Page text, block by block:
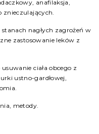
anafilaksja,
znieczulających.
nagłych zagrożeń w
zastosowanie leków z
ciała obcego z
ustno-gardłowej,
metody.